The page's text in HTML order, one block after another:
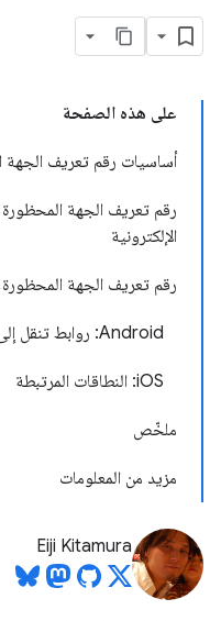
على هذه الصفحة
أساسيات رقم تعريف الجهة
رقم تعريف الجهة المحظورة
الإلكترونية
رقم تعريف الجهة المحظورة
‫Android: روابط تنقل إلى مواد عرض رقمية
‫iOS: النطاقات المرتبطة
ملخّص
مزيد من المعلومات
Eiji Kitamura